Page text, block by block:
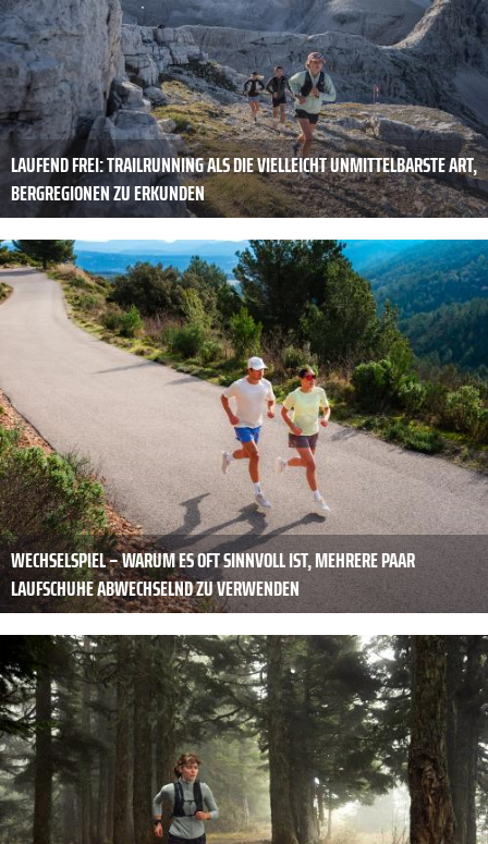
LAUFEND FREI: TRAILRUNNING ALS DIE VIELLEICHT UNMITTELBARSTE ART,
BERGREGIONEN ZU ERKUNDEN
WECHSELSPIEL – WARUM ES OFT SINNVOLL IST, MEHRERE PAAR
LAUFSCHUHE ABWECHSELND ZU VERWENDEN